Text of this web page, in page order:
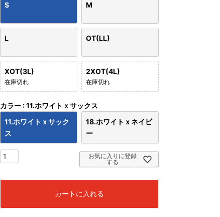
S
M
L OT(LL)
XOT(3L)
在庫切れ
2XOT(4L)
在庫切れ
カラー 11.ホワイトｘサックス
11.ホワイトｘサック
ス
18.ホワイトｘネイビ
ー
お気に入りに登録
する
カートに入れる